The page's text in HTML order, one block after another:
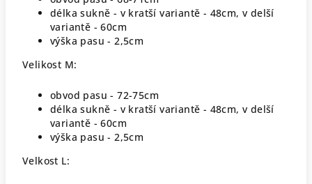
délka sukně - v kratší variantě - 48cm, v delší
variantě - 60cm
výška pasu - 2,5cm
Velikost M:
obvod pasu - 72-75cm
délka sukně - v kratší variantě - 48cm, v delší
variantě - 60cm
výška pasu - 2,5cm
Velkost L: